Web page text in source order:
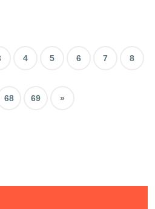
4 5 6 7 8
68 69 »